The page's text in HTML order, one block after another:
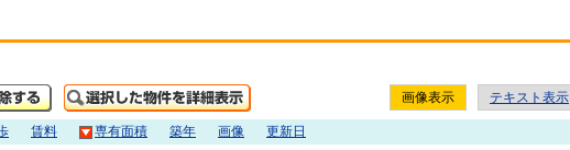
画像表示 テキスト表示
賃料 専有面積 築年 画像 更新日